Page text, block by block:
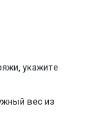
укажите
вес из